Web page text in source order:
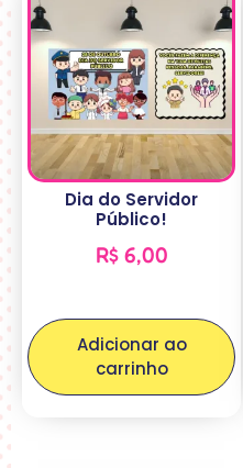
Dia do Servidor
Público!
R$6,00
Adicionar ao
carrinho